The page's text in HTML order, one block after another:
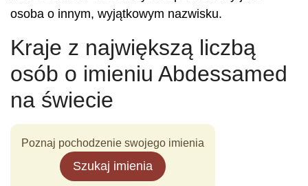
osoba o innym, wyjątkowym nazwisku.
Kraje z największą liczbą
osób o imieniu Abdessamed
na świecie
Poznaj pochodzenie swojego imienia
Szukaj imienia